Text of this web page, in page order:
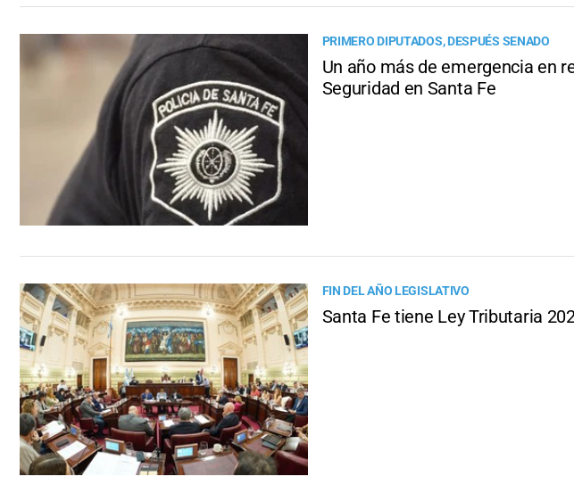
PRIMERO DIPUTADOS, DESPUÉS SENADO
Un año más de emergencia en
Seguridad en Santa Fe
FIN DEL AÑO LEGISLATIVO
Santa Fe tiene Ley Tributaria